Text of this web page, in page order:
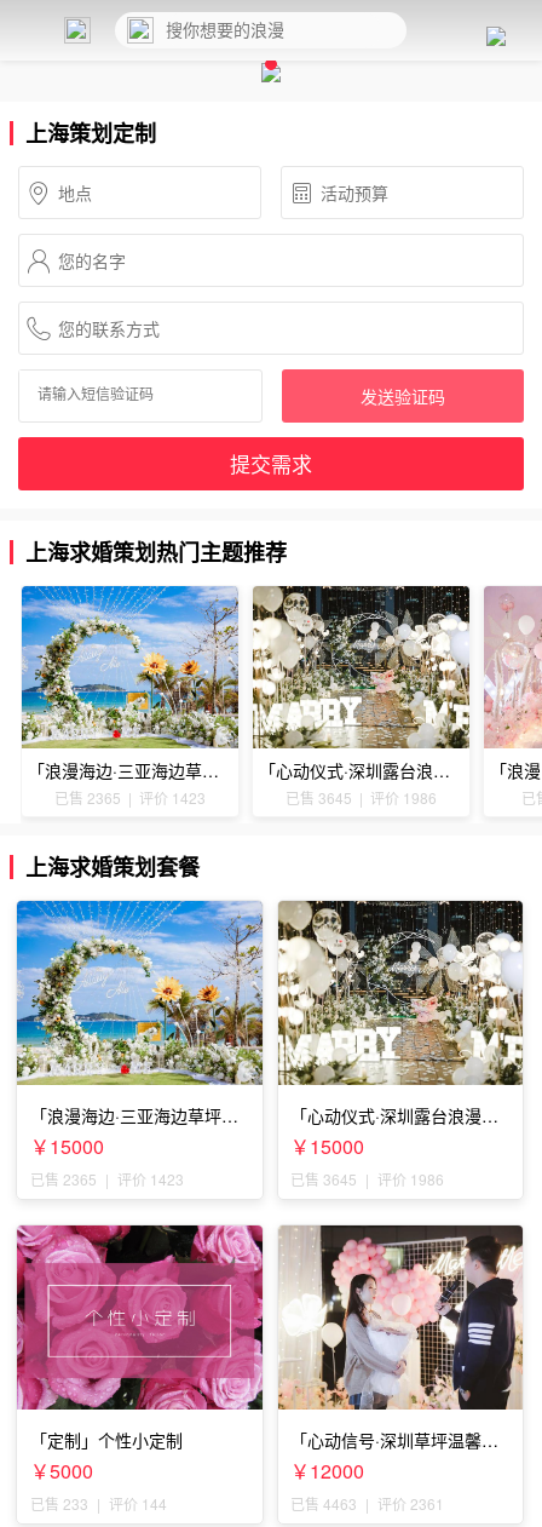
上海策划定制
发送验证码
提交需求
上海求婚策划热门主题推荐
「浪漫海边·三亚海边草坪浪漫求婚」
已售 2365 | 评价 1423
「心动仪式·深圳露台浪漫求婚」
已售 3645 | 评价 1986 已
上海求婚策划套餐
「浪漫海边·三亚海边草坪浪
漫求婚」
￥15000
已售 2365 | 评价 1423
「心动仪式·深圳露台浪漫求
婚」
￥15000
已售 3645 | 评价 1986
「定制」个性小定制
￥5000
已售 233 | 评价 144
「心动信号·深圳草坪温馨求
婚」
￥12000
已售 4463 | 评价 2361